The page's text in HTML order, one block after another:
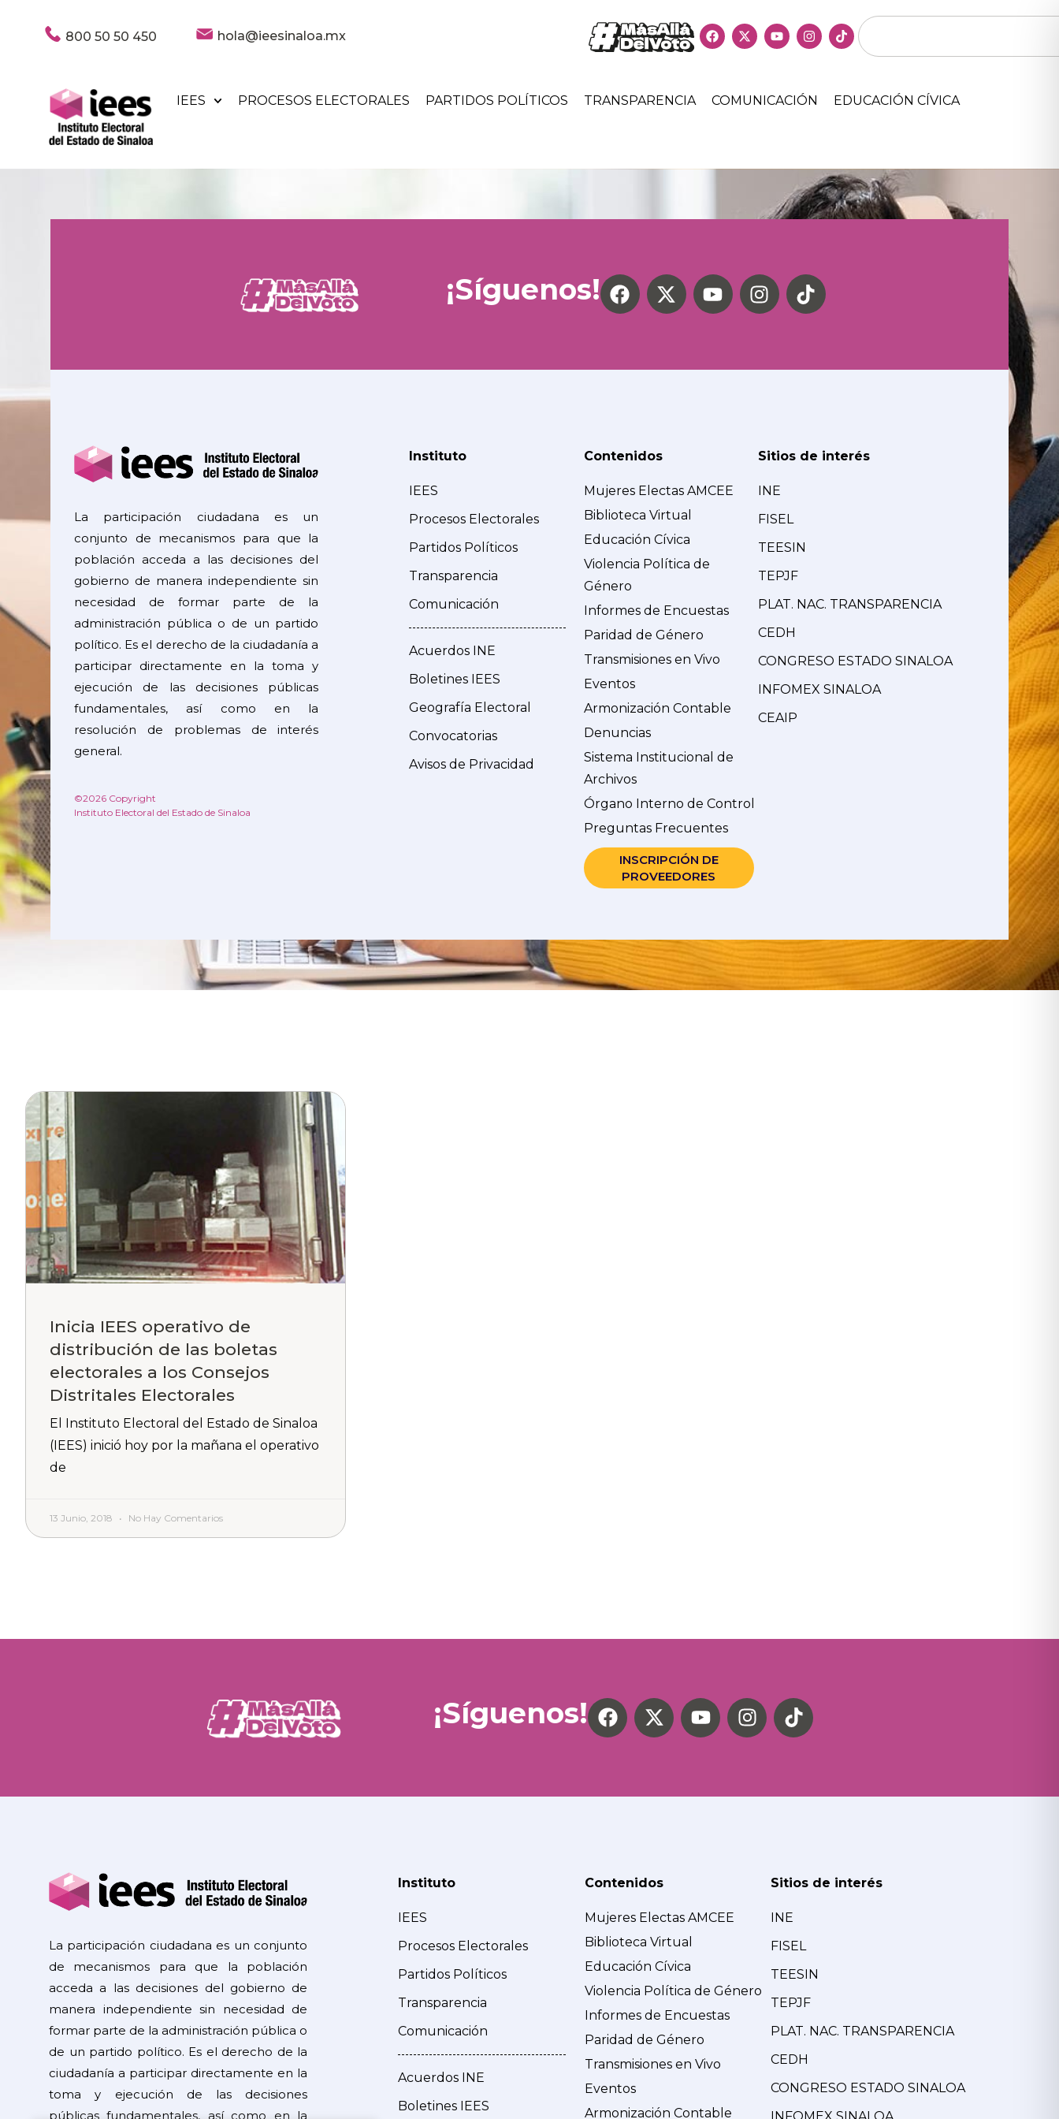
800 50 50 450 hola@ieesinaloa.mx
IEES PROCESOS ELECTORALES PARTIDOS POLÍTICOS TRANSPARENCIA COMUNICACIÓN EDUCACIÓN CÍVICA
¡Síguenos!
La participación ciudadana es un
conjunto de mecanismos para que la
población acceda a las decisiones del
gobierno de manera independiente sin
necesidad de formar parte de la
administración pública o de un partido
político. Es el derecho de la ciudadanía a
participar directamente en la toma y
ejecución de las decisiones públicas
fundamentales, así como en la
resolución de problemas de interés
general.
©2026 Copyright
Instituto Electoral del Estado de Sinaloa
Instituto
IEES
Procesos Electorales
Partidos Políticos
Transparencia
Comunicación
Acuerdos INE
Boletines IEES
Geografía Electoral
Convocatorias
Avisos de Privacidad
Contenidos
Mujeres Electas AMCEE
Biblioteca Virtual
Educación Cívica
Violencia Política de
Género
Informes de Encuestas
Paridad de Género
Transmisiones en Vivo
Eventos
Armonización Contable
Denuncias
Sistema Institucional de
Archivos
Órgano Interno de Control
Preguntas Frecuentes
INSCRIPCIÓN DE
PROVEEDORES
Sitios de interés
INE
FISEL
TEESIN
TEPJF
PLAT. NAC. TRANSPARENCIA
CEDH
CONGRESO ESTADO SINALOA
INFOMEX SINALOA
CEAIP
Inicia IEES operativo de
distribución de las boletas
electorales a los Consejos
Distritales Electorales
El Instituto Electoral del Estado de Sinaloa
(IEES) inició hoy por la mañana el operativo
de
13 Junio, 2018 No Hay Comentarios
¡Síguenos!
La participación ciudadana es un conjunto
de mecanismos para que la población
acceda a las decisiones del gobierno de
manera independiente sin necesidad de
formar parte de la administración pública o
de un partido político. Es el derecho de la
ciudadanía a participar directamente en la
toma y ejecución de las decisiones
públicas fundamentales, así como en la
Instituto
IEES
Procesos Electorales
Partidos Políticos
Transparencia
Comunicación
Acuerdos INE
Boletines IEES
Contenidos
Mujeres Electas AMCEE
Biblioteca Virtual
Educación Cívica
Violencia Política de Género
Informes de Encuestas
Paridad de Género
Transmisiones en Vivo
Eventos
Armonización Contable
Sitios de interés
INE
FISEL
TEESIN
TEPJF
PLAT. NAC. TRANSPARENCIA
CEDH
CONGRESO ESTADO SINALOA